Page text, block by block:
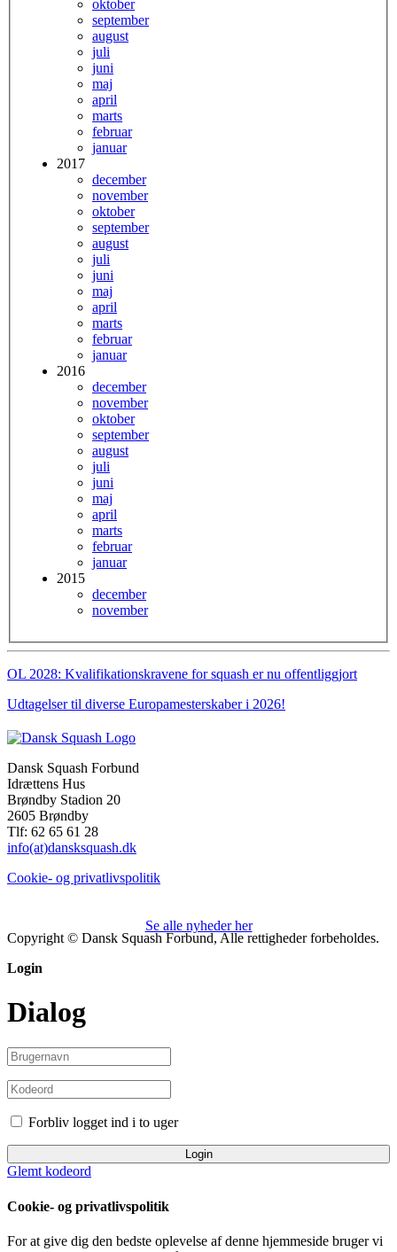
oktober
september
august
juli
juni
maj
april
marts
februar
januar
2017
december
november
oktober
september
august
juli
juni
maj
april
marts
februar
januar
2016
december
november
oktober
september
august
juli
juni
maj
april
marts
februar
januar
2015
december
november
OL 2028: Kvalifikationskravene for squash er nu offentliggjort
Udtagelser til diverse Europamesterskaber i 2026!
Dansk Squash Forbund
Idrættens Hus
Brøndby Stadion 20
2605 Brøndby
Tlf: 62 65 61 28
info(at)dansksquash.dk
Cookie- og privatlivspolitik
Se alle nyheder her
Copyright © Dansk Squash Forbund, Alle rettigheder forbeholdes.
Login
Dialog
Forbliv logget ind i to uger
Login
Glemt kodeord
Cookie- og privatlivspolitik
For at give dig den bedste oplevelse af denne hjemmeside bruger vi